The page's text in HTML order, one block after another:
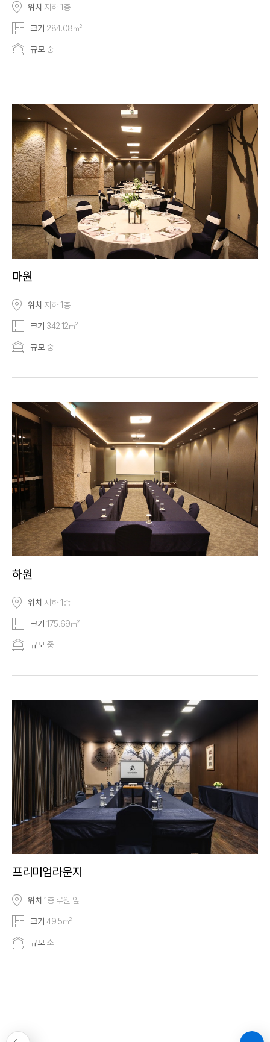
위치 지하 1층
크기 284.08㎡
규모중
마원
위치 지하 1층
크기 342.12㎡
규모중
하원
위치 지하 1층
크기 175.69㎡
규모중
프리미엄라운지
위치 1층 루원 앞
크기 49.5㎡
규모소